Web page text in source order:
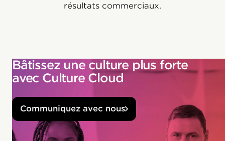
résultats commerciaux.
Bâtissez une culture plus forte
avec Culture Cloud
Communiquez avec nous